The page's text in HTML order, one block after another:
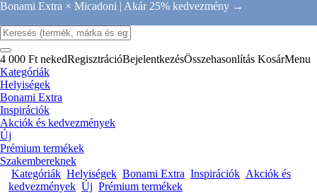
Bonami Extra × Micadoni | Akár 25% kedvezmény →
4 000 Ft nekedRegisztrációBejelentkezésÖsszehasonlítás KosárMenu
Kategóriák
Helyiségek
Bonami Extra
Inspirációk
Akciók és kedvezmények
Új
Prémium termékek
Szakembereknek
Kategóriák Helyiségek Bonami Extra Inspirációk Akciók és
kedvezmények Új Prémium termékek